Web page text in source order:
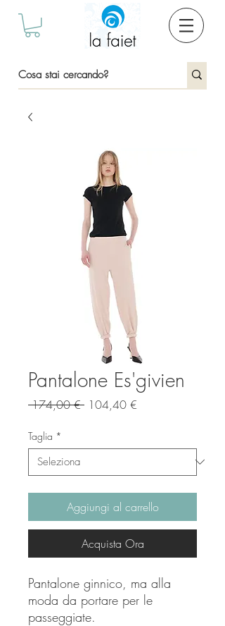
Pantalone Es'givien
174,00 € Prezzo
104,40 €
Taglia *
Aggiungi al carrello
Acquista Ora
Pantalone ginnico, ma alla
moda da portare per le
passeggiate.